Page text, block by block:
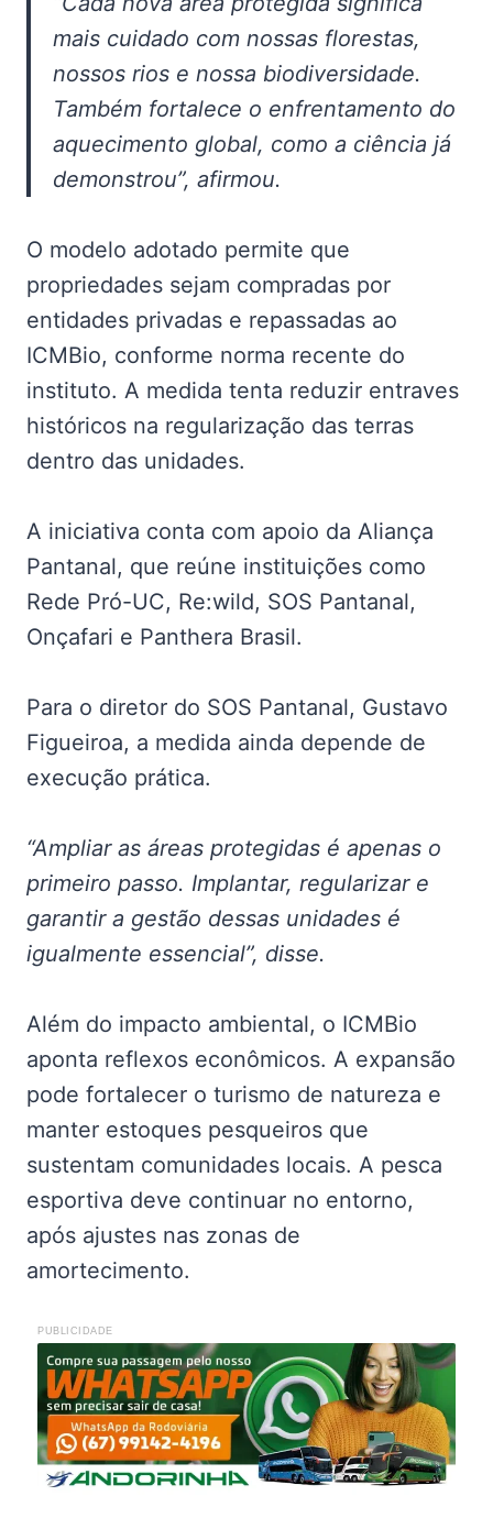
mais cuidado com nossas florestas,
nossos rios e nossa biodiversidade.
Também fortalece o enfrentamento do
aquecimento global, como a ciência já
demonstrou”, afirmou.
O modelo adotado permite que
propriedades sejam compradas por
entidades privadas e repassadas ao
ICMBio, conforme norma recente do
instituto. A medida tenta reduzir entraves
históricos na regularização das terras
dentro das unidades.
A iniciativa conta com apoio da Aliança
Pantanal, que reúne instituições como
Rede Pró-UC, Re:wild, SOS Pantanal,
Onçafari e Panthera Brasil.
Para o diretor do SOS Pantanal, Gustavo
Figueiroa, a medida ainda depende de
execução prática.
“Ampliar as áreas protegidas é apenas o
primeiro passo. Implantar, regularizar e
garantir a gestão dessas unidades é
igualmente essencial”, disse.
Além do impacto ambiental, o ICMBio
aponta reflexos econômicos. A expansão
pode fortalecer o turismo de natureza e
manter estoques pesqueiros que
sustentam comunidades locais. A pesca
esportiva deve continuar no entorno,
após ajustes nas zonas de
amortecimento.
PUBLICIDADE